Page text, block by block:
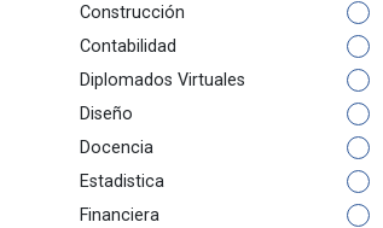
Construcción
Contabilidad
Diplomados Virtuales
Diseño
Docencia
Estadistica
Financiera